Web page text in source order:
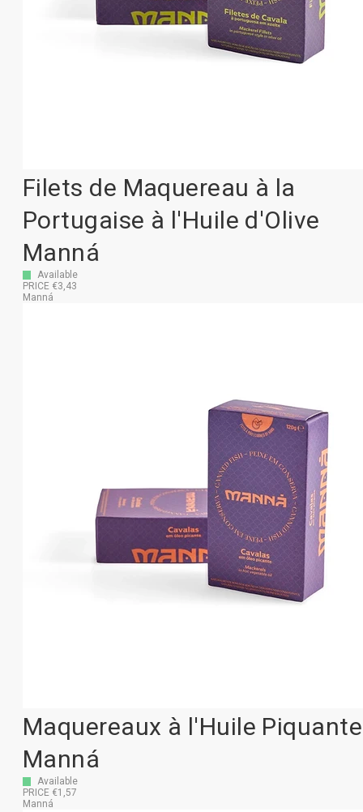
Filets de Maquereau à la
Portugaise à l'Huile d'Olive
Manná
Available
PRICE €3,43
Manná
Maquereaux à l'Huile Piquante
Manná
Available
PRICE €1,57
Manná